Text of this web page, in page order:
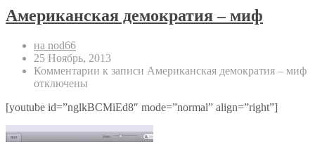
Американская демократия – миф
на nod66
25 Ноябрь, 2013
Комментарии к записи Американская демократия – миф
отключены
[youtube id=”nglkBCMiEd8″ mode=”normal” align=”right”]